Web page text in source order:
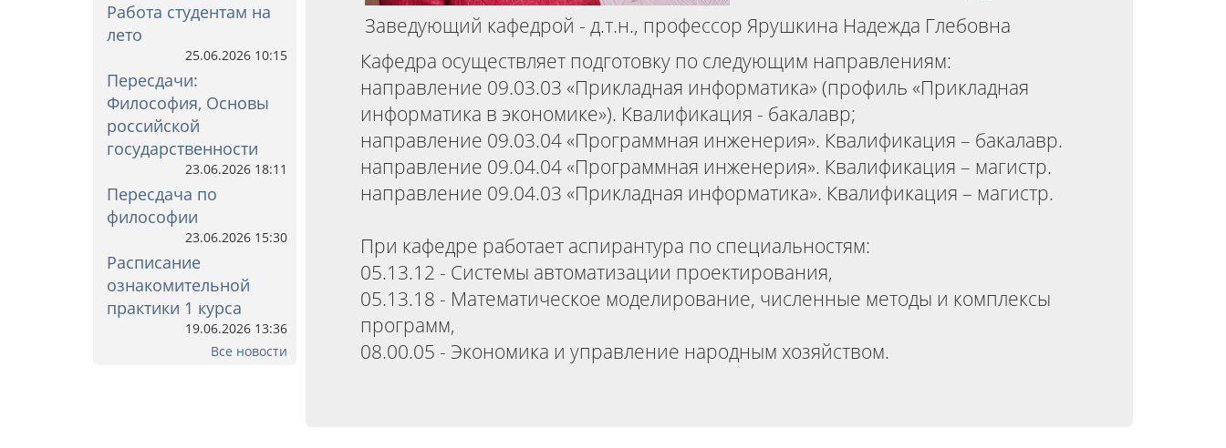
Работа студентам на
лето
25.06.2026 10:15
Пересдачи:
Философия, Основы
российской
государственности
23.06.2026 18:11
Пересдача по
философии
23.06.2026 15:30
Расписание
ознакомительной
практики 1 курса
19.06.2026 13:36
Все новости
Заведующий кафедрой - д.т.н., профессор Ярушкина Надежда Глебовна
Кафедра осуществляет подготовку по следующим направлениям:
направление 09.03.03 «Прикладная информатика» (профиль «Прикладная
информатика в экономике»). Квалификация - бакалавр;
направление 09.03.04 «Программная инженерия». Квалификация – бакалавр.
направление 09.04.04 «Программная инженерия». Квалификация – магистр.
направление 09.04.03 «Прикладная информатика». Квалификация – магистр.
При кафедре работает аспирантура по специальностям:
05.13.12 - Системы автоматизации проектирования,
05.13.18 - Математическое моделирование, численные методы и комплексы
программ,
08.00.05 - Экономика и управление народным хозяйством.